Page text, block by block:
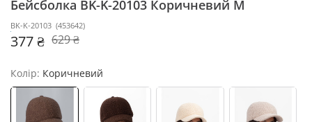
Бейсболка BK-K-20103 Коричневий M
BK-K-20103 (453642)
377 ₴ 629 ₴
Колір: Коричневий